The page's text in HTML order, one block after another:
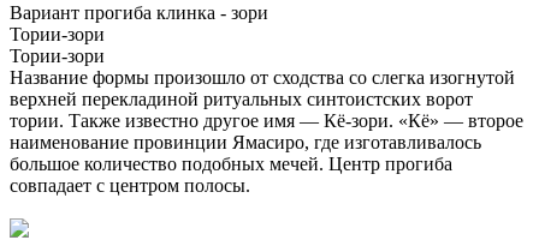
Вариант прогиба клинка - зори
Тории-зори
Тории-зори
Название формы произошло от сходства со слегка изогнутой
верхней перекладиной ритуальных синтоистских ворот
тории. Также известно другое имя — Кё-зори. «Кё» — второе
наименование провинции Ямасиро, где изготавливалось
большое количество подобных мечей. Центр прогиба
совпадает с центром полосы.